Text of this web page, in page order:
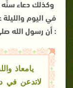
وكذلك دعاء
في اليوم
: أن رسول الله
يامعاذ
لاتدعن في